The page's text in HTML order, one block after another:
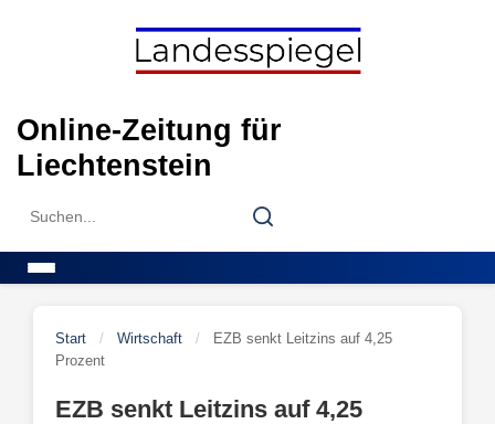
Online-Zeitung für
Liechtenstein
Search
Search
Start / Wirtschaft /
EZB senkt Leitzins auf 4,25
Prozent
EZB senkt Leitzins auf 4,25